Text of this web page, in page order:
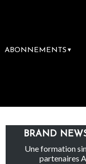
ABONNEMENTS ▼
Le groupe
BRAND
Une formation
partenaires